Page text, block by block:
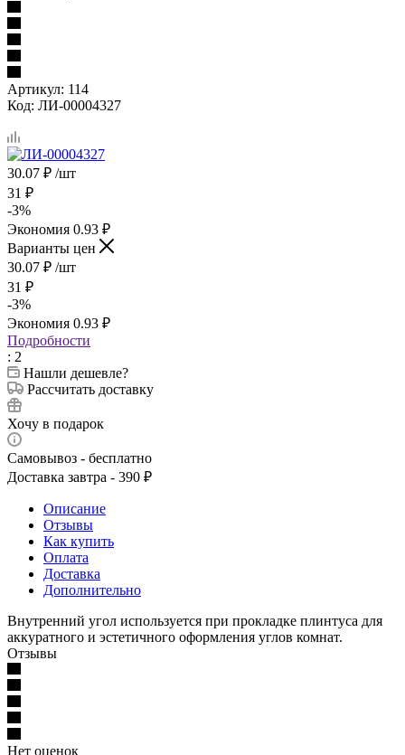
Артикул: 114
Код: ЛИ-00004327
30.07 ₽ /шт
31 ₽
-3%
Экономия 0.93 ₽
Варианты цен
30.07 ₽ /шт
31 ₽
-3%
Экономия 0.93 ₽
Подробности
: 2
Нашли дешевле?
Рассчитать доставку
Хочу в подарок
Самовывоз - бесплатно
Доставка завтра - 390 ₽
Описание
Отзывы
Как купить
Оплата
Доставка
Дополнительно
Внутренний угол используется при прокладке плинтуса для
аккуратного и эстетичного оформления углов комнат.
Отзывы
Нет оценок